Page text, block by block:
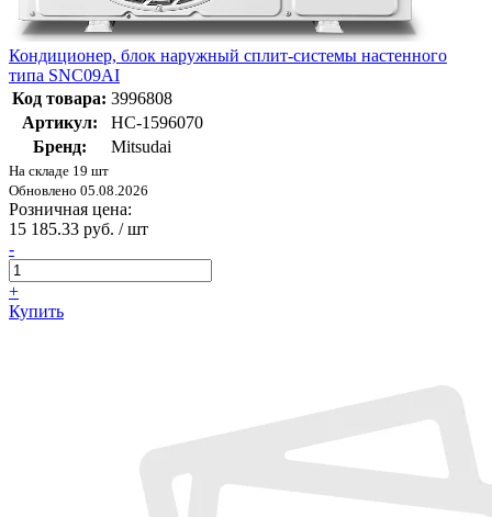
Кондиционер, блок наружный сплит-системы настенного
типа SNC09AI
Код товара: 3996808
Артикул:
НС-1596070
Бренд:
Mitsudai
На складе 19 шт
Обновлено 05.08.2026
Розничная цена:
15 185.33 руб. / шт
-
+
Купить